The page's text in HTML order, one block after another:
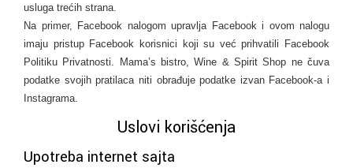
usluga trećih strana.
Na primer, Facebook nalogom upravlja Facebook i ovom nalogu
imaju pristup Facebook korisnici koji su već prihvatili Facebook
Politiku Privatnosti. Mama’s bistro, Wine & Spirit Shop ne čuva
podatke svojih pratilaca niti obrađuje podatke izvan Facebook-a i
Instagrama.
Uslovi korišćenja
Upotreba internet sajta